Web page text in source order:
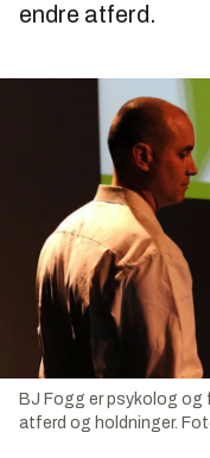
endre atferd.
BJ Fogg er psykolog og
atferd og holdninger.